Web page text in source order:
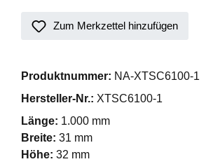
Zum Merkzettel hinzufügen
Produktnummer: NA-XTSC6100-1
Hersteller-Nr.: XTSC6100-1
Länge: 1.000 mm
Breite: 31 mm
Höhe: 32 mm